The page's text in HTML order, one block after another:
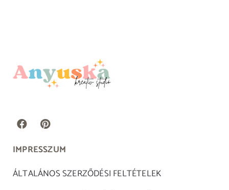
IMPRESSZUM
ÁLTALÁNOS SZERZŐDÉSI FELTÉTELEK